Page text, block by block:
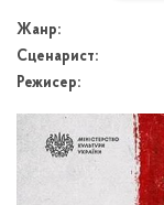
Жанр:
Сценарист:
Режисер: